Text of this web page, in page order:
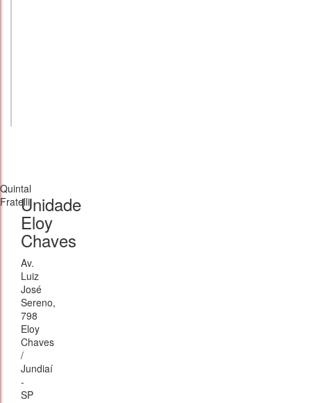
Quintal
FratelliUnidade
Eloy
Chaves
Av.
Luiz
José
Sereno,
798
Eloy
Chaves
/
Jundiaí
-
SP